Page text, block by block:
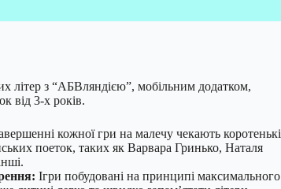
літер з “АБВляндією”, мобільним додатком,
від 3-х років.
кожної гри на малечу чекають коротенькі
поеток, таких як Варвара Гринько, Наталя
Ігри побудовані на принципі максимального